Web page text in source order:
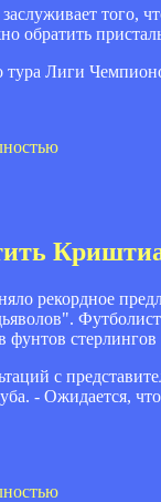
того,
обратить
Лиги
рекордное
фунтов
с
- Ожидается,